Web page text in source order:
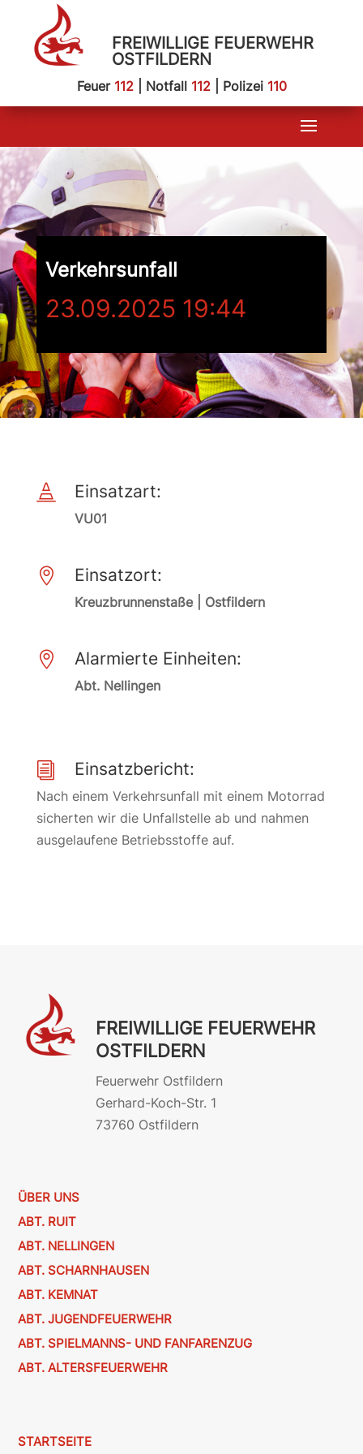
FREIWILLIGE FEUERWEHR
OSTFILDERN
Feuer 112| Notfall 112| Polizei 110
Verkehrsunfall
23.09.2025 19:44
 Einsatzart:
VU01
 Einsatzort:
Kreuzbrunnenstaße | Ostfildern
 Alarmierte Einheiten:
Abt. Nellingen
i Einsatzbericht:
Nach einem Verkehrsunfall mit einem Motorrad
sicherten wir die Unfallstelle ab und nahmen
ausgelaufene Betriebsstoffe auf.
FREIWILLIGE FEUERWEHR
OSTFILDERN
Feuerwehr Ostfildern
Gerhard-Koch-Str. 1
73760 Ostfildern
ÜBER UNS
ABT. RUIT
ABT. NELLINGEN
ABT. SCHARNHAUSEN
ABT. KEMNAT
ABT. JUGENDFEUERWEHR
ABT. SPIELMANNS- UND FANFARENZUG
ABT. ALTERSFEUERWEHR
STARTSEITE